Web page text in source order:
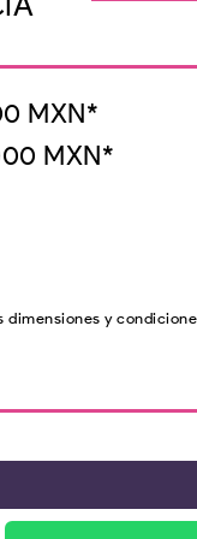
MXN*
MXN*
y